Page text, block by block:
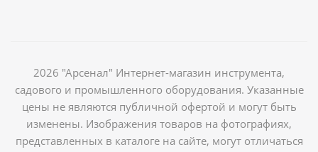
2026 "Арсенал" Интернет-магазин инструмента,
садового и промышленного оборудования. Указанные
цены не являются публичной офертой и могут быть
изменены. Изображения товаров на фотографиях,
представленных в каталоге на сайте, могут отличаться